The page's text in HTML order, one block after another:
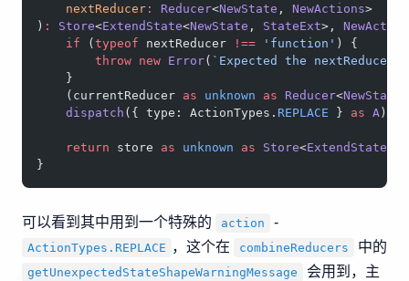
    nextReducer
: Reducer<NewState , NewActions>
) : Store<ExtendState<NewState , StateExt>,
    if
(typeof nextReducer !== 'function' ) {
        throw
new Error( `Expected the
    }
    (currentReducer
as unknown as Reducer<NewState
    dispatch
({ type: ActionTypes. REPLACE } as A );
    return
store as unknown as Store<ExtendState
}
可以看到其中用到一个特殊的 action -
ActionTypes.REPLACE ，这个在 combineReducers 中的
getUnexpectedStateShapeWarningMessage
会用到，主